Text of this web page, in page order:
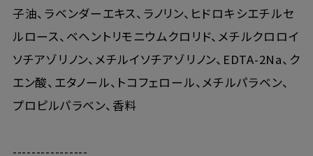
子油、ラベンダーエキス、ラノリン、ヒドロキシエチルセ
ルロース、ベヘントリモニウムクロリド、メチルクロロイ
ソチアゾリノン、メチルイソチアゾリノン、EDTA-2Na、ク
エン酸、エタノール、トコフェロール、メチルパラベン、
プロピルパラベン、香料
----------------